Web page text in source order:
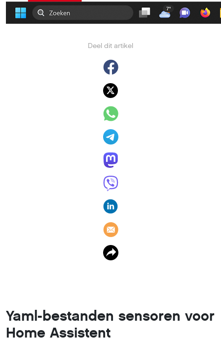
Deel dit artikel
Yaml-bestanden sensoren voor
Home Assistent